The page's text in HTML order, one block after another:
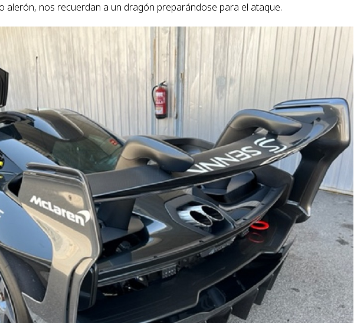
alerón, nos recuerdan a un dragón preparándose para el ataque.